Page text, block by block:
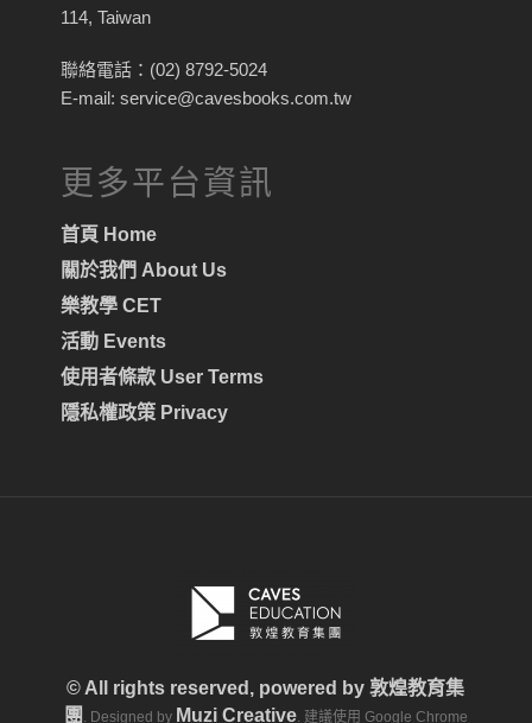
114, Taiwan
聯絡電話：(02) 8792-5024
E-mail: service@cavesbooks.com.tw
更多平台資訊
首頁 Home
關於我們 About Us
樂教學 CET
活動 Events
使用者條款 User Terms
隱私權政策 Privacy
© All rights reserved, powered by敦煌教育集
團 . Designed by Muzi Creative. 建議使用 Google Chrome